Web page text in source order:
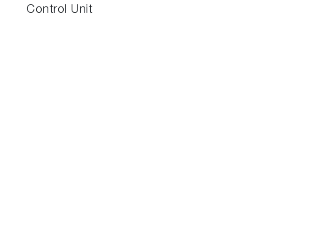
Control Unit